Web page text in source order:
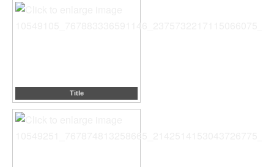
Title